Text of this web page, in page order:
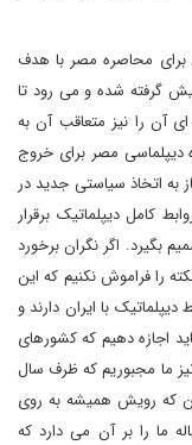
محاصره مصر با هدف
گرفته شده و می رود تا
آن را نیز متعاقب آن به
دیپلماسی مصر برای خروج
به اتخاذ سیاستی جدید در
کامل دیپلماتیک برقرار
بگیرد. اگر نگران برخورد
را فراموش نکنیم که این
با ایران دارند و
اجازه دهیم که کشورهای
ما مجبوریم که ظرف سال
که رویش همیشه به روی
ما را بر آن می دارد که